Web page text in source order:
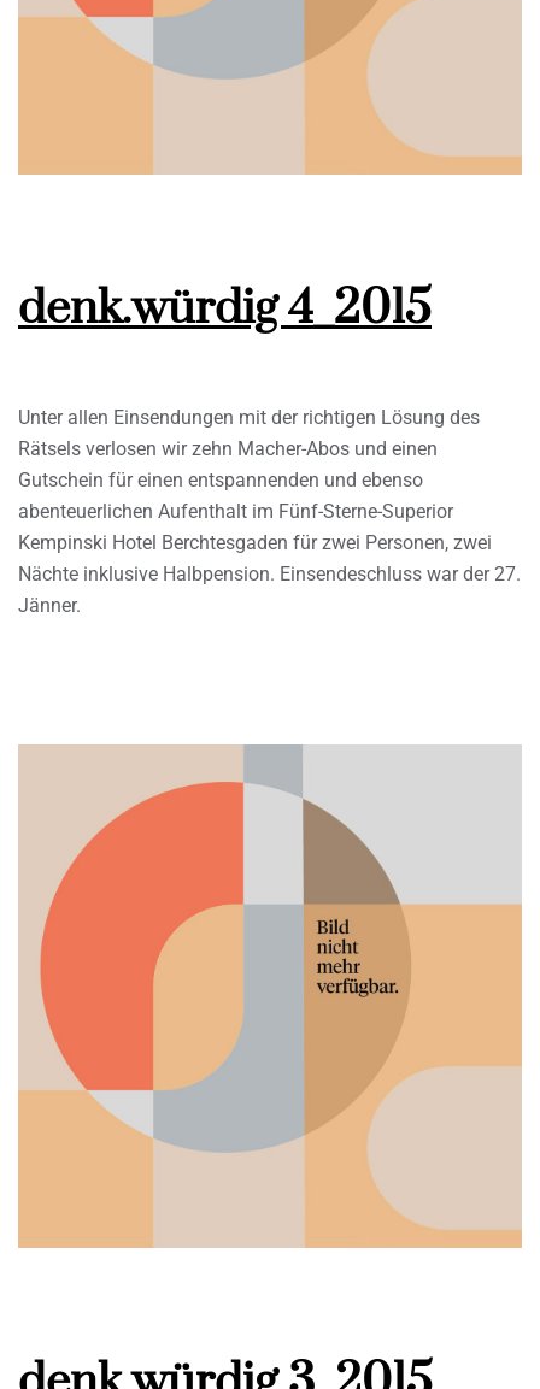
denk.würdig 4_2015
Unter allen Einsendungen mit der richtigen Lösung des
Rätsels verlosen wir zehn Macher-Abos und einen
Gutschein für einen entspannenden und ebenso
abenteuerlichen Aufenthalt im Fünf-Sterne-Superior
Kempinski Hotel Berchtesgaden für zwei Personen, zwei
Nächte inklusive Halbpension. Einsendeschluss war der 27.
Jänner.